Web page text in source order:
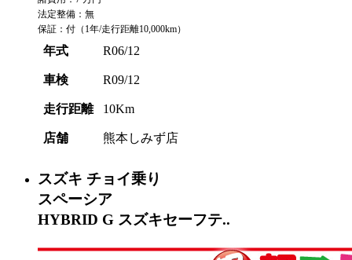
法定整備：無
保証：付（1年/走行距離10,000km）
年式 R06/12
車検 R09/12
走行距離 10Km
店舗 熊本しみず店
スズキ チョイ乗り
スペーシア
HYBRID G スズキセーフテ..